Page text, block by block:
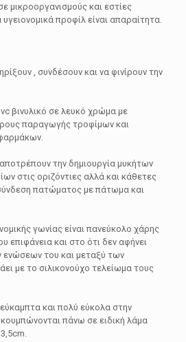
μικροοργανισμούς και εστίες
προφίλ είναι απαραίτητα.
, συνδέσουν και να φινίρουν την
βινυλικό σε λευκό χρώμα με
παραγωγής τροφίμων και
την δημιουργία μυκήτων
στις οριζόντιες αλλά και κάθετες
πατώματος με πάτωμα και
γωνίας είναι πανεύκολο χάρης
επιφάνεια και στο ότι δεν αφήνει
ενώσεων του και μεταξύ των
με το σιλικονούχο τελείωμα τους
και πολύ εύκολα στην
πάνω σε ειδική λάμα